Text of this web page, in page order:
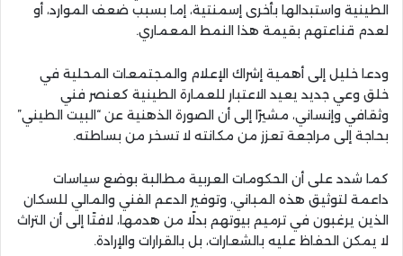
الطينية واستبدالها بأخرى إسمنتية، إما بسبب ضعف الموارد، أو
لعدم قناعتهم بقيمة هذا النمط المعماري.
ودعا خليل إلى أهمية إشراك الإعلام والمجتمعات المحلية في
خلق وعي جديد يعيد الاعتبار للعمارة الطينية كعنصر فني
وثقافي وإنساني، مشيرًا إلى أن الصورة الذهنية عن “البيت الطيني”
بحاجة إلى مراجعة تعزز من مكانته لا تسخر من بساطته.
كما شدد على أن الحكومات العربية مطالبة بوضع سياسات
داعمة لتوثيق هذه المباني، وتوفير الدعم الفني والمالي للسكان
الذين يرغبون في ترميم بيوتهم بدلًا من هدمها، لافتًا إلى أن التراث
لا يمكن الحفاظ عليه بالشعارات، بل بالقرارات والإرادة.